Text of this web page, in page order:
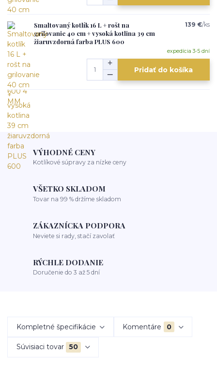
Smaltovaný kotlík 16 L + rošt na
grilovanie 40 cm + vysoká kotlina 39 cm
žiaruvzdorná farba PLUS 600
139 €/ks
expedícia 3-5 dní
Pridať do košíka
VÝHODNÉ CENY
Kotlíkové súpravy za nízke ceny
VŠETKO SKLADOM
Tovar na 99 % držíme skladom
ZÁKAZNÍCKA PODPORA
Neviete si rady, stačí zavolať
RÝCHLE DODANIE
Doručenie do 3 až 5 dní
Kompletné špecifikácie Komentáre 0
Súvisiaci tovar 50